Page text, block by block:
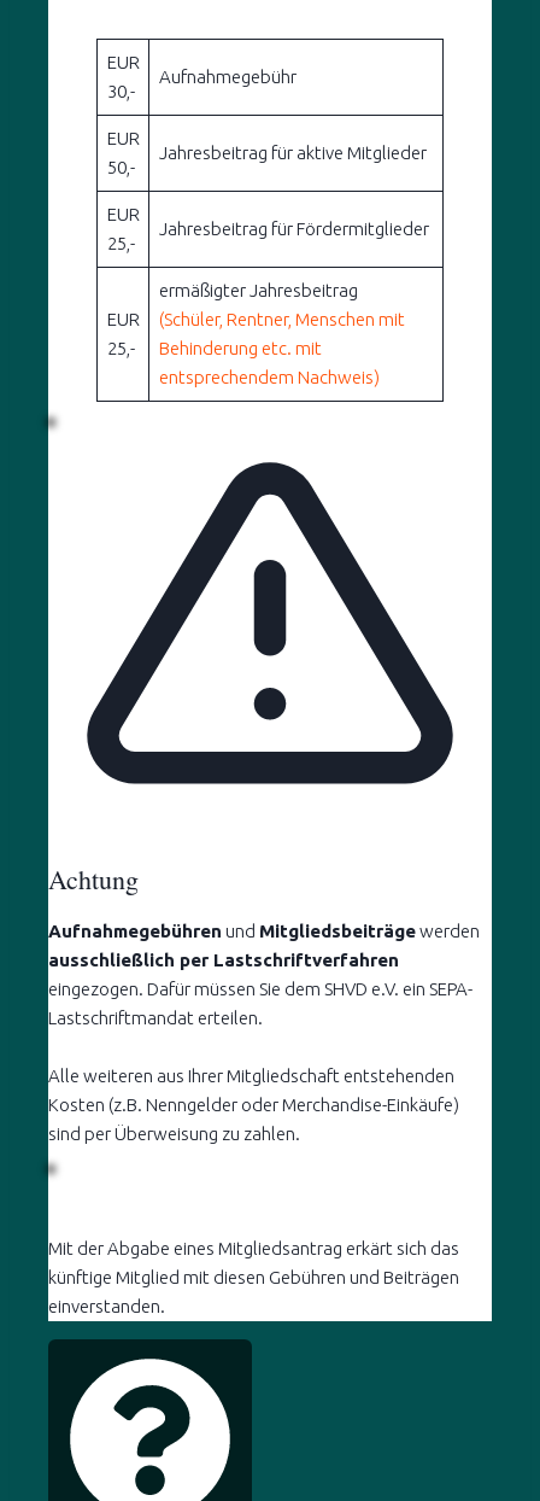
EUR
30,-
Aufnahmegebühr
EUR
50,-
Jahresbeitrag für aktive Mitglieder
EUR
25,-
Jahresbeitrag für Fördermitglieder
EUR
25,-
ermäßigter Jahresbeitrag
(Schüler, Rentner, Menschen mit
Behinderung etc. mit
entsprechendem Nachweis)
Achtung
Aufnahmegebühren und Mitgliedsbeiträgewerden
ausschließlich per Lastschriftverfahren
eingezogen. Dafür müssen Sie dem SHVD e.V. ein SEPA-
Lastschriftmandat erteilen.
Alle weiteren aus Ihrer Mitgliedschaft entstehenden
Kosten (z.B. Nenngelder oder Merchandise-Einkäufe)
sind per Überweisung zu zahlen.
Mit der Abgabe eines Mitgliedsantrag erkärt sich das
künftige Mitglied mit diesen Gebühren und Beiträgen
einverstanden.